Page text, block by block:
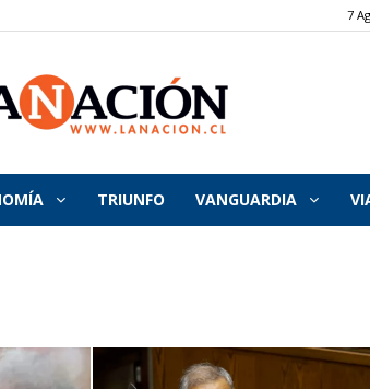
7
La
Nación
TRIUNFO VANGUARDIA